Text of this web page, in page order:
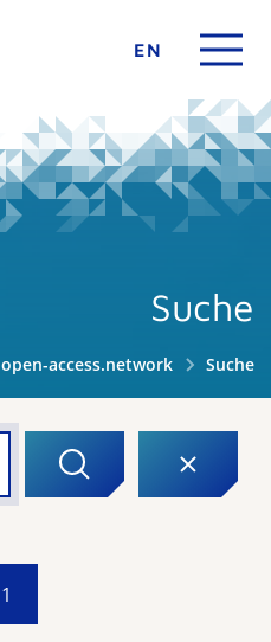
EN
Suche
open-access.network Suche
1